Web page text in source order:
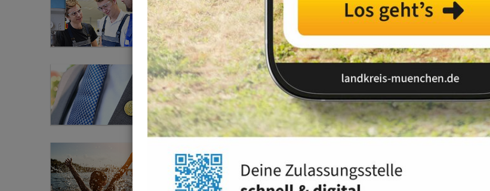
Arbeit, Gewerbe &
Jobcenter
Ausländerrecht &
Integration
Bürgerschaftliches
Engagement
Klimaschutz
Freizeit, Kultur &
Sport